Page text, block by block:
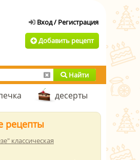
Добавить рецепт
Найти
десерты
рецепты
классическая